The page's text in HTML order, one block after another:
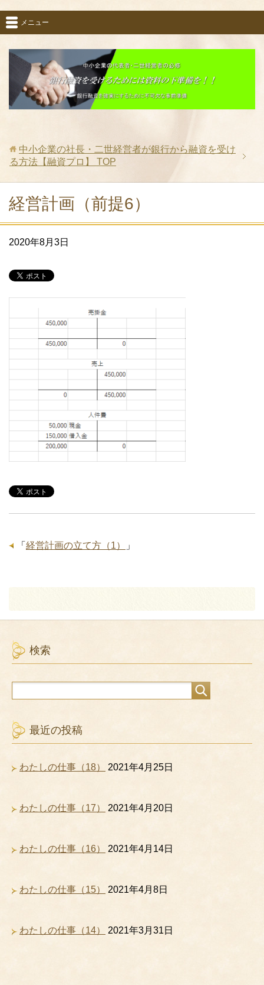
メニュー
中小企業の社長・二世経営者が銀行から融資を受け
る方法【融資プロ】
TOP
経営計画（前提6）
2020年8月3日
「 経営計画の立て方（1） 」
検索
最近の投稿
わたしの仕事（18） 2021年4月25日
わたしの仕事（17） 2021年4月20日
わたしの仕事（16） 2021年4月14日
わたしの仕事（15） 2021年4月8日
わたしの仕事（14） 2021年3月31日